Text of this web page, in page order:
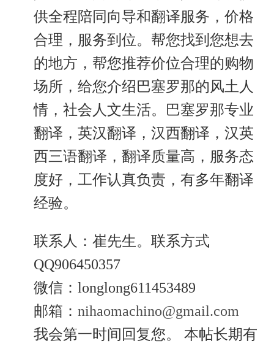
供全程陪同向导和翻译服务，价格
合理，服务到位。帮您找到您想去
的地方，帮您推荐价位合理的购物
场所，给您介绍巴塞罗那的风土人
情，社会人文生活。巴塞罗那专业
翻译，英汉翻译，汉西翻译，汉英
西三语翻译，翻译质量高，服务态
度好，工作认真负责，有多年翻译
经验。
联系人：崔先生。联系方式
QQ906450357
微信：longlong611453489
邮箱： nihaomachino@gmail.com
我会第一时间回复您。 本帖长期有